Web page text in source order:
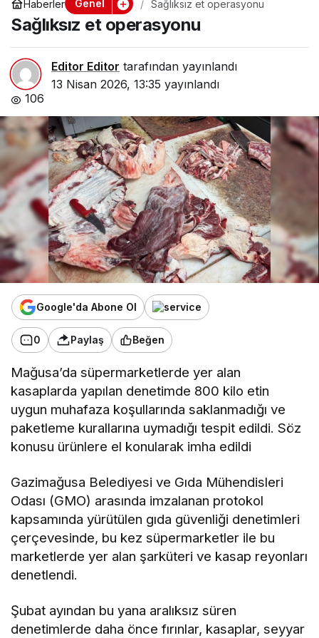
Haberler Genel Sağlıksız et operasyonu
Sağlıksız et operasyonu
Editor Editor tarafından yayınlandı
13 Nisan 2026, 13:35 yayınlandı
106
Google'da Abone Ol
0 Paylaş Beğen
Mağusa’da süpermarketlerde yer alan
kasaplarda yapılan denetimde 800 kilo etin
uygun muhafaza koşullarında saklanmadığı ve
paketleme kurallarına uymadığı tespit edildi. Söz
konusu ürünlere el konularak imha edildi
Gazimağusa Belediyesi ve Gıda Mühendisleri
Odası (GMO) arasında imzalanan protokol
kapsamında yürütülen gıda güvenliği denetimleri
çerçevesinde, bu kez süpermarketler ile bu
marketlerde yer alan şarküteri ve kasap reyonları
denetlendi.
Şubat ayından bu yana aralıksız süren
denetimlerde daha önce fırınlar, kasaplar, seyyar